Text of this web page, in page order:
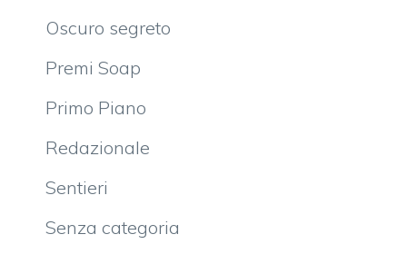
Oscuro segreto
Premi Soap
Primo Piano
Redazionale
Sentieri
Senza categoria